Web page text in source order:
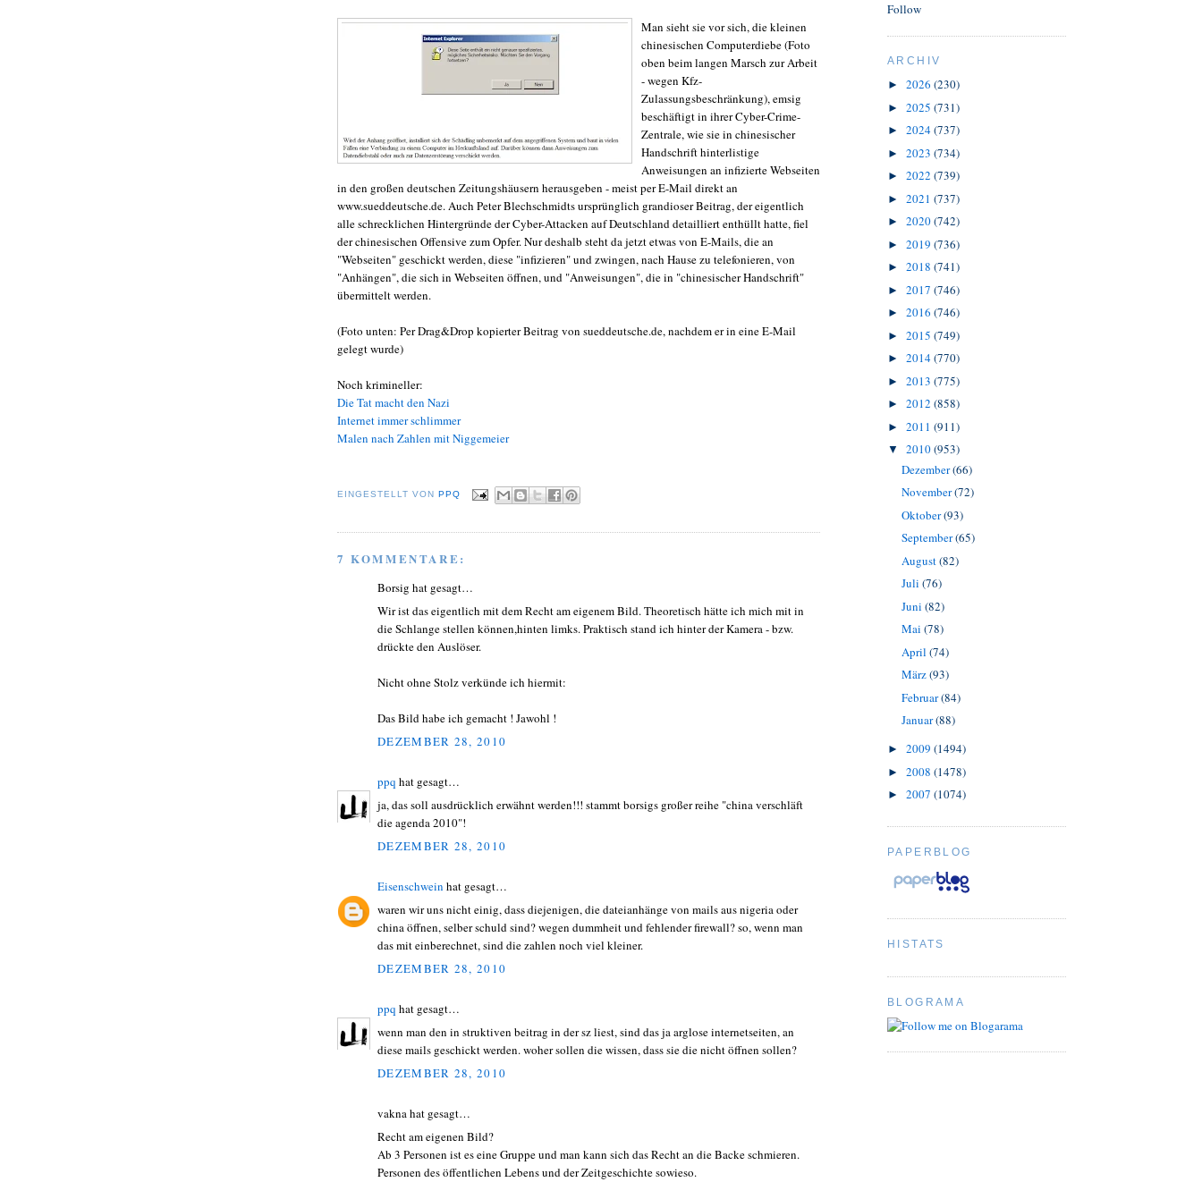
Man sieht sie vor sich, die kleinen
chinesischen Computerdiebe (Foto
oben beim langen Marsch zur Arbeit
- wegen Kfz-
Zulassungsbeschränkung), emsig
beschäftigt in ihrer Cyber-Crime-
Zentrale, wie sie in chinesischer
Handschrift hinterlistige
Anweisungen an infizierte Webseiten
in den großen deutschen Zeitungshäusern herausgeben - meist per E-Mail direkt an
www.sueddeutsche.de. Auch Peter Blechschmidts ursprünglich grandioser Beitrag, der eigentlich
alle schrecklichen Hintergründe der Cyber-Attacken auf Deutschland detailliert enthüllt hatte, fiel
der chinesischen Offensive zum Opfer. Nur deshalb steht da jetzt etwas von E-Mails, die an
"Webseiten" geschickt werden, diese "infizieren" und zwingen, nach Hause zu telefonieren, von
"Anhängen", die sich in Webseiten öffnen, und "Anweisungen", die in "chinesischer Handschrift"
übermittelt werden.
(Foto unten: Per Drag&Drop kopierter Beitrag von sueddeutsche.de, nachdem er in eine E-Mail
gelegt wurde)
Noch krimineller:
Die Tat macht den Nazi
Internet immer schlimmer
Malen nach Zahlen mit Niggemeier
EINGESTELLT VON PPQ
7 KOMMENTARE:
Borsig hat gesagt…
Wir ist das eigentlich mit dem Recht am eigenem Bild. Theoretisch hätte ich mich mit in
die Schlange stellen können,hinten limks. Praktisch stand ich hinter der Kamera - bzw.
drückte den Auslöser.
Nicht ohne Stolz verkünde ich hiermit:
Das Bild habe ich gemacht ! Jawohl !
DEZEMBER 28, 2010
ppq hat gesagt…
ja, das soll ausdrücklich erwähnt werden!!! stammt borsigs großer reihe "china verschläft
die agenda 2010"!
DEZEMBER 28, 2010
Eisenschwein hat gesagt…
waren wir uns nicht einig, dass diejenigen, die dateianhänge von mails aus nigeria oder
china öffnen, selber schuld sind? wegen dummheit und fehlender firewall? so, wenn man
das mit einberechnet, sind die zahlen noch viel kleiner.
DEZEMBER 28, 2010
ppq hat gesagt…
wenn man den in struktiven beitrag in der sz liest, sind das ja arglose internetseiten, an
diese mails geschickt werden. woher sollen die wissen, dass sie die nicht öffnen sollen?
DEZEMBER 28, 2010
vakna hat gesagt…
Recht am eigenen Bild?
Ab 3 Personen ist es eine Gruppe und man kann sich das Recht an die Backe schmieren.
Personen des öffentlichen Lebens und der Zeitgeschichte sowieso.
Follow
ARCHIV
► 2026 (230)
► 2025 (731)
► 2024(737)
► 2023 (734)
► 2022 (739)
► 2021 (737)
► 2020(742)
► 2019 (736)
► 2018 (741)
► 2017 (746)
► 2016 (746)
► 2015 (749)
► 2014(770)
► 2013 (775)
► 2012 (858)
► 2011 (911)
▼ 2010(953)
Dezember(66)
November(72)
Oktober(93)
September(65)
August(82)
Juli (76)
Juni (82)
Mai (78)
April (74)
März(93)
Februar(84)
Januar(88)
► 2009 (1494)
► 2008 (1478)
► 2007 (1074)
PAPERBLOG
HISTATS
BLOGRAMA